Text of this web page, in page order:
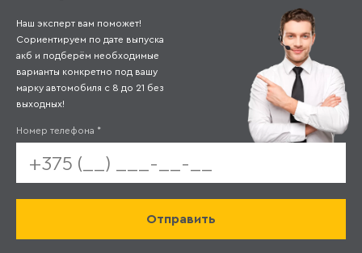
Наш эксперт вам поможет!
Сориентируем по дате выпуска
акб и подберём необходимые
варианты конкретно под вашу
марку автомобиля с 8 до 21 без
выходных!
Номер телефона *